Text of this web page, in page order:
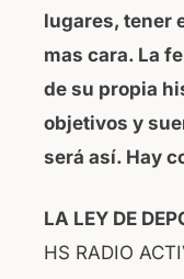
lugares, tener
mas cara. La
de su propia
objetivos y
será así. Hay
LA LEY DE
HS RADIO